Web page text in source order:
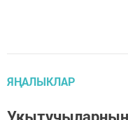
ЯҢАЛЫКЛАР